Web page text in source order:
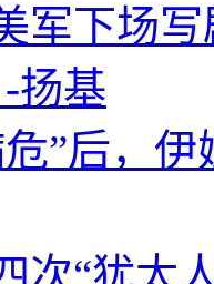
军下场
扬基
”后，
次“犹太